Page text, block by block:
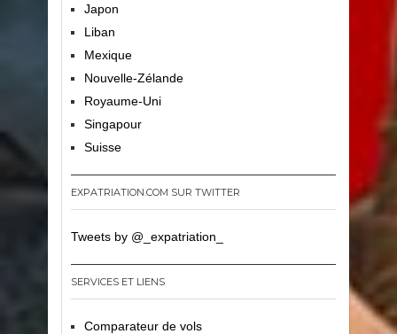
Japon
Liban
Mexique
Nouvelle-Zélande
Royaume-Uni
Singapour
Suisse
EXPATRIATION.COM SUR TWITTER
Tweets by @_expatriation_
SERVICES ET LIENS
Comparateur de vols